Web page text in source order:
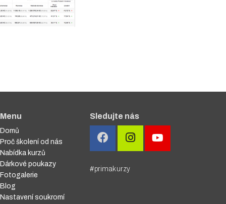
Menu
Domů
Proč školení od nás
Nabídka kurzů
Dárkové poukazy
Fotogalerie
Blog
Nastavení soukromí
Sledujte nás
#primakurzy